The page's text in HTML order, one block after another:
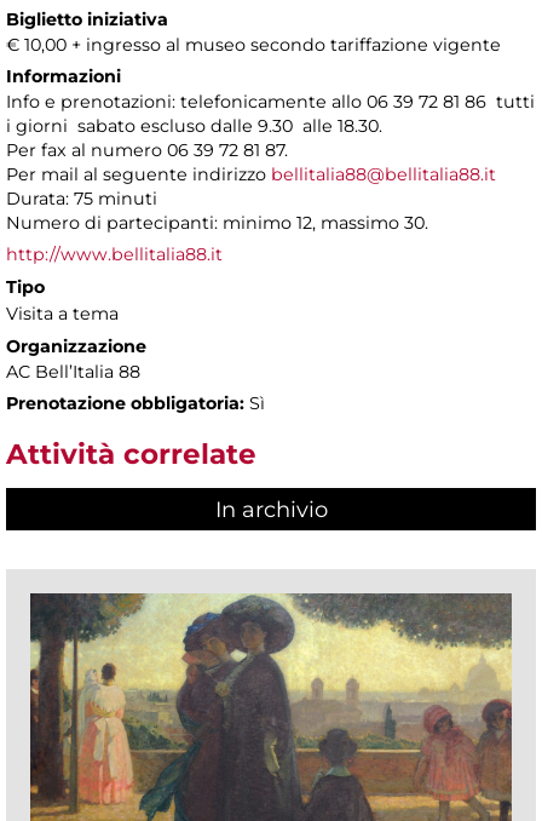
Biglietto iniziativa
€ 10,00 + ingresso al museo secondo tariffazione vigente
Informazioni
Info e prenotazioni: telefonicamente allo 06 39 72 81 86 tutti
i giorni sabato escluso dalle 9.30 alle 18.30.
Per fax al numero 06 39 72 81 87.
Per mail al seguente indirizzo bellitalia88@bellitalia88.it
Durata: 75 minuti
Numero di partecipanti: minimo 12, massimo 30.
http://www.bellitalia88.it
Tipo
Visita a tema
Organizzazione
AC Bell’Italia 88
Prenotazione obbligatoria: Sì
Attività correlate
In archivio